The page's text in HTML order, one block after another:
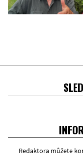
Redaktora můžete